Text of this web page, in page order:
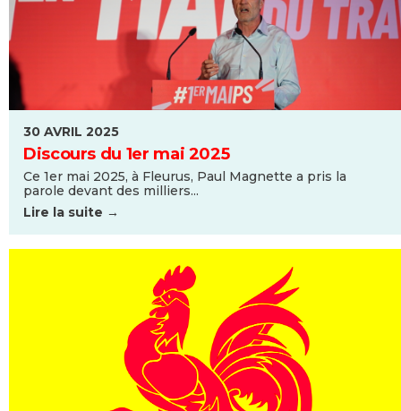
30 AVRIL 2025
Discours du 1er mai 2025
Ce 1er mai 2025, à Fleurus, Paul Magnette a pris la
parole devant des milliers...
Lire la suite →